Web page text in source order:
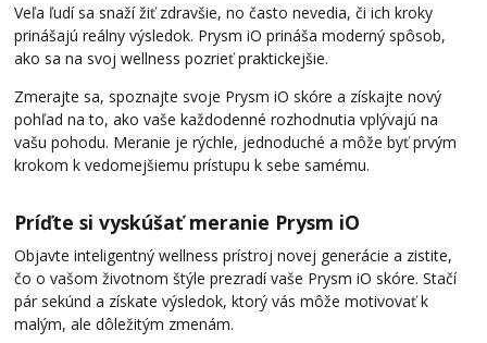
Veľa ľudí sa snaží žiť zdravšie, no často nevedia, či ich kroky
prinášajú reálny výsledok. Prysm iO prináša moderný spôsob,
ako sa na svoj wellness pozrieť praktickejšie.
Zmerajte sa, spoznajte svoje Prysm iO skóre a získajte nový
pohľad na to, ako vaše každodenné rozhodnutia vplývajú na
vašu pohodu. Meranie je rýchle, jednoduché a môže byť prvým
krokom k vedomejšiemu prístupu k sebe samému.
Príďte si vyskúšať meranie Prysm iO
Objavte inteligentný wellness prístroj novej generácie a zistite,
čo o vašom životnom štýle prezradí vaše Prysm iO skóre. Stačí
pár sekúnd a získate výsledok, ktorý vás môže motivovať k
malým, ale dôležitým zmenám.